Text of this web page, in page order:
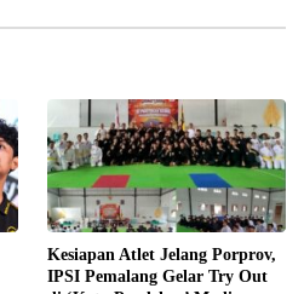
Kesiapan Atlet Jelang Porprov,
IPSI Pemalang Gelar Try Out